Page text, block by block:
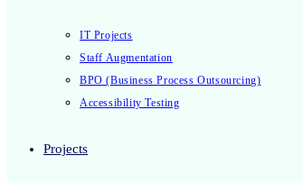
IT Projects
Staff Augmentation
BPO (Business Process Outsourcing)
Accessibility Testing
Projects